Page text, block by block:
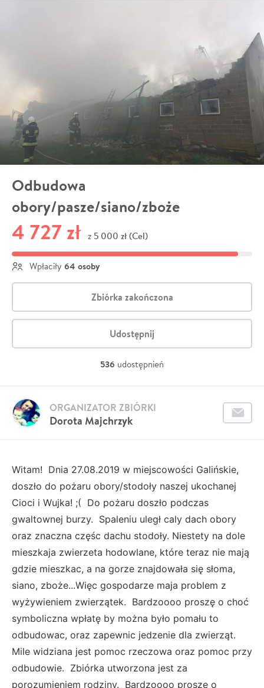
Odbudowa
obory/pasze/siano/zboże
4 727 zł z 5 000 zł (Cel)
Wpłaciły 64 osoby
Zbiórka zakończona
Udostępnij
536 udostępnień
Dorota Majchrzyk
ORGANIZATOR ZBIÓRKI
Witam! Dnia 27.08.2019 w miejscowości Galińskie,
doszło do pożaru obory/stodoły naszej ukochanej
Cioci i Wujka! ;( Do pożaru doszło podczas
gwaltownej burzy. Spaleniu uległ caly dach obory
oraz znaczna częśc dachu stodoły. Niestety na dole
mieszkaja zwierzeta hodowlane, które teraz nie mają
gdzie mieszkac, a na gorze znajdowała się słoma,
siano, zboże...Więc gospodarze maja problem z
wyżywieniem zwierzątek. Bardzoooo proszę o choć
symboliczna wpłatę by można było pomału to
odbudowac, oraz zapewnic jedzenie dla zwierząt.
Mile widziana jest pomoc rzeczowa oraz pomoc przy
odbudowie. Zbiórka utworzona jest za
porozumieniem rodziny. Bardzoooo proszę o